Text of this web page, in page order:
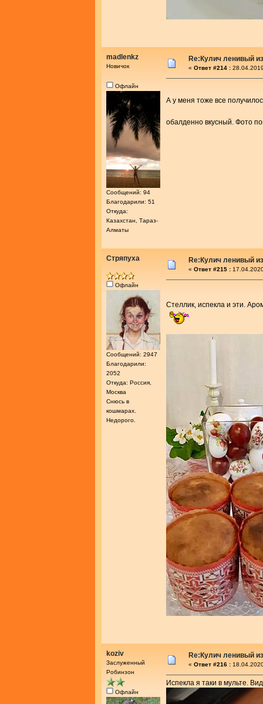
madlenkz
Новичок
Офлайн
Сообщений: 94
Благодарили: 51
Откуда:
Казахстан, Тараз-
Алматы
Re:Кулич ленивый
« Ответ #214 :
А у меня тоже все
обалденно вкусный. Фото
Стряпуха
Офлайн
Сообщений: 2947
Благодарили:
2052
Откуда: Россия,
Москва
Снюсь в
кошмарах.
Недорого.
Re:Кулич ленивый
« Ответ #215 :
Стеллик, испекла и эти.
koziv
Заслуженный
Робинзон
Офлайн
Re:Кулич ленивый
« Ответ #216 :
Испекла я таки в мульте.